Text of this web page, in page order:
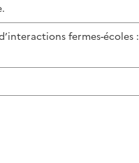
fermes-écoles :